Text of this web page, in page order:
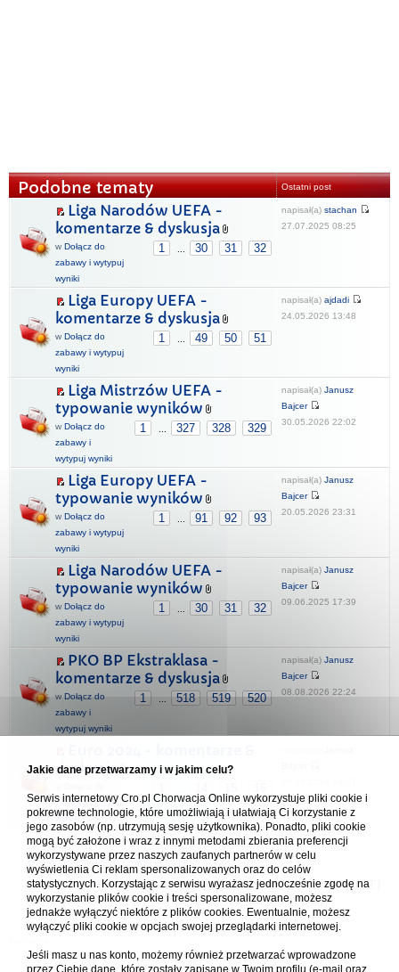
Podobne tematy Ostatni post
Liga Narodów UEFA -
komentarze & dyskusja
1 ... 30 31 32
w Dołącz do
zabawy i wytypuj
wyniki
napisał(a) stachan
27.07.2025 08:25
Liga Europy UEFA -
komentarze & dyskusja
1 ... 49 50 51
w Dołącz do
zabawy i wytypuj
wyniki
napisał(a) ajdadi
24.05.2026 13:48
Liga Mistrzów UEFA -
typowanie wyników
1 ... 327 328 329
w Dołącz do
zabawy i
wytypuj wyniki
napisał(a) Janusz
Bajcer
30.05.2026 22:02
Liga Europy UEFA -
typowanie wyników
1 ... 91 92 93
w Dołącz do
zabawy i wytypuj
wyniki
napisał(a) Janusz
Bajcer
20.05.2026 23:31
Liga Narodów UEFA -
typowanie wyników
1 ... 30 31 32
w Dołącz do
zabawy i wytypuj
wyniki
napisał(a) Janusz
Bajcer
09.06.2025 17:39
PKO BP Ekstraklasa -
komentarze & dyskusja
1 ... 518 519 520
w Dołącz do
zabawy i
wytypuj wyniki
napisał(a) Janusz
Bajcer
08.08.2026 22:24
dyskusja
zabawy i wytypuj
wyniki
Forum Chorwacja Online - Cro.pl
Usuń ciasteczka• Strefa czasowa: UTC + 1 (Polska - czas zimowy) [ DST
Jakie dane przetwarzamy i w jakim celu?
Serwis internetowy Cro.pl Chorwacja Online wykorzystuje pliki cookie i
pokrewne technologie, które umożliwiają i ułatwiają Ci korzystanie z
jego zasobów (np. utrzymują sesję użytkownika). Ponadto, pliki cookie
mogą być założone i wraz z innymi metodami zbierania preferencji
wykorzystywane przez naszych zaufanych partnerów w celu
wyświetlenia Ci reklam spersonalizowanych oraz do celów
statystycznych. Korzystając z serwisu wyrażasz jednocześnie zgodę na
wykorzystanie plików cookie i treści spersonalizowane, możesz
jednakże wyłączyć niektóre z plików cookies. Ewentualnie, możesz
wyłączyć pliki cookie w opcjach swojej przeglądarki internetowej.
Jeśli masz u nas konto, możemy również przetwarzać wprowadzone
przez Ciebie dane, które zostały zapisane w Twoim profilu (e-mail oraz